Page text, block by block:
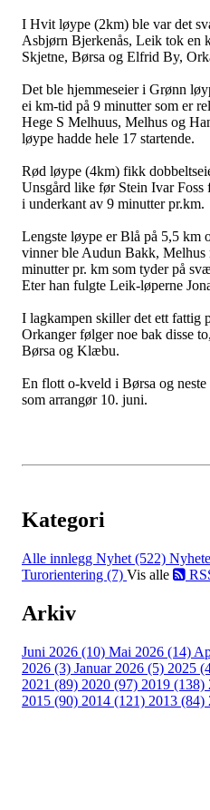
I Hvit løype (2km) ble var det
Asbjørn Bjerkenås, Leik tok en
Skjetne, Børsa og Elfrid By,
Det ble hjemmeseier i Grønn
ei km-tid på 9 minutter som er
Hege S Melhuus, Melhus og
løype hadde hele 17 startende.
Rød løype (4km) fikk
Unsgård like før Stein Ivar Foss
i underkant av 9 minutter pr.km.
Lengste løype er Blå på 5,5 km
vinner ble Audun Bakk,
minutter pr. km som tyder på
Eter han fulgte Leik-løperne
I lagkampen skiller det ett fattig
Orkanger følger noe bak disse
Børsa og Klæbu.
En flott o-kveld i Børsa og
som arrangør 10. juni.
Kategori
Alle innlegg Nyhet (522)
Turorientering (7) Vis alle
Arkiv
Juni 2026 (10) Mai 2026 (14)
2026 (3) Januar 2026 (5) 2025
2021 (89) 2020 (97) 2019 (138)
2015 (90) 2014 (121) 2013 (84)